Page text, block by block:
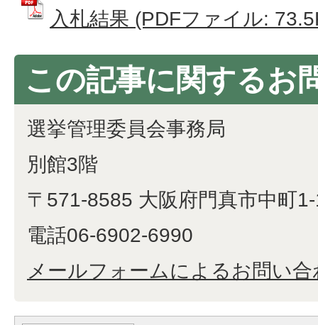
入札結果 (PDFファイル:
この記事に関するお
選挙管理委員会事務局
別館3階
〒571-8585 大阪府門真市中町
電話06-6902-6990
メールフォームによるお問い合